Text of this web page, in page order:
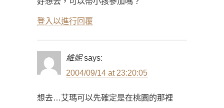
登入以進行回覆
維妮 says:
2004/09/14 at 23:20:05
想去…艾瑪可以先確定是在桃園的那裡